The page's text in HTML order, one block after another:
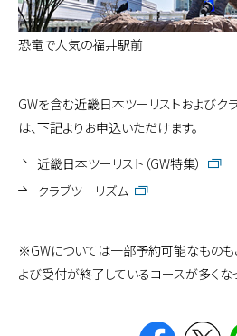
恐竜で人気の福井駅前
GWを含む近畿日本ツーリストおよびク
は、下記よりお申込いただけます。
近畿日本ツーリスト（GW特集）
クラブツーリズム
※GWについては一部予約可能なものも
よび受付が終了しているコースが多くな